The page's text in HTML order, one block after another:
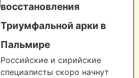
восстановления
Триумфальной арки в
Пальмире
Российские и сирийские
специалисты скоро начнут